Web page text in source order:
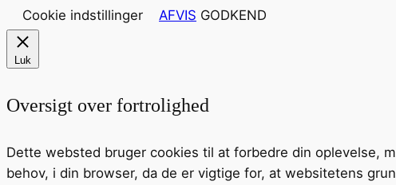
Cookie indstillinger
AFVIS GODKEND
Luk
Oversigt over fortrolighed
Dette websted bruger cookies til at forbedre din oplevelse,
behov, i din browser, da de er vigtige for, at websitetens